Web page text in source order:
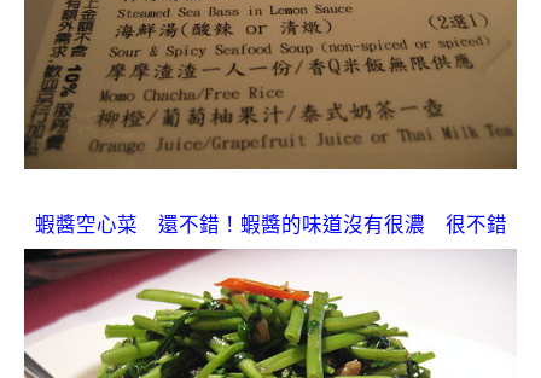
蝦醬空心菜 還不錯！蝦醬的味道沒有很濃 很不錯